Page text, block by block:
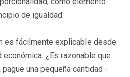
de igualdad.
es fácilmente explicable desde
¿Es razonable que
una pequeña cantidad -